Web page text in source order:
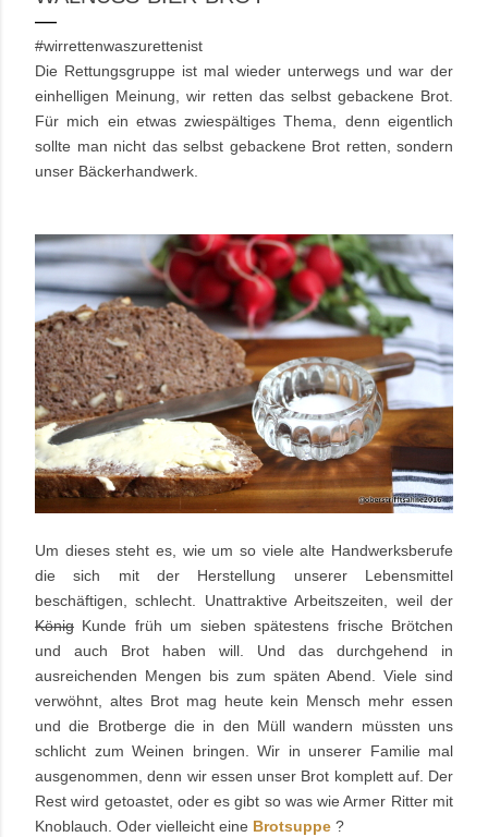
#wirrettenwaszurettenist
Die Rettungsgruppe ist mal wieder unterwegs und war der
einhelligen Meinung, wir retten das selbst gebackene Brot.
Für mich ein etwas zwiespältiges Thema, denn eigentlich
sollte man nicht das selbst gebackene Brot retten, sondern
unser Bäckerhandwerk.
Um dieses steht es, wie um so viele alte Handwerksberufe
die sich mit der Herstellung unserer Lebensmittel
beschäftigen, schlecht. Unattraktive Arbeitszeiten, weil der
König Kunde früh um sieben spätestens frische Brötchen
und auch Brot haben will. Und das durchgehend in
ausreichenden Mengen bis zum späten Abend. Viele sind
verwöhnt, altes Brot mag heute kein Mensch mehr essen
und die Brotberge die in den Müll wandern müssten uns
schlicht zum Weinen bringen. Wir in unserer Familie mal
ausgenommen, denn wir essen unser Brot komplett auf. Der
Rest wird getoastet, oder es gibt so was wie Armer Ritter mit
Knoblauch. Oder vielleicht eine Brotsuppe ?